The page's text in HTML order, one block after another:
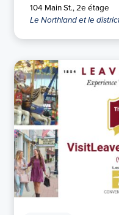
104 Main St., 2e étage
Le Northland et le